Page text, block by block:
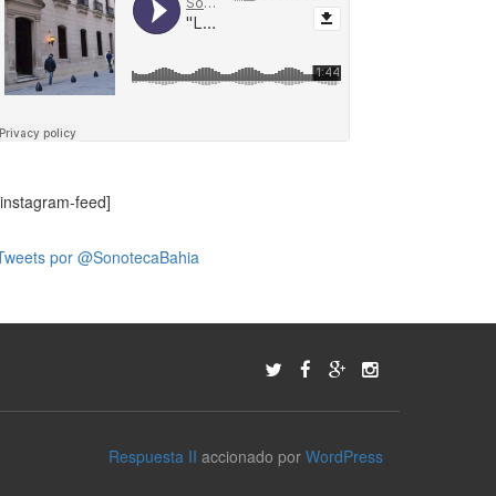
feed]
por @SonotecaBahia
Respuesta II accionado por WordPress